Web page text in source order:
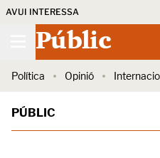
AVUI INTERESSA
Públic
Política Opinió
PÚBLIC